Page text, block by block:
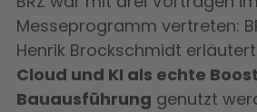
Messeprogramm vertreten:
Henrik Brockschmidt
Cloud und KI als echte
Bauausführung genutzt